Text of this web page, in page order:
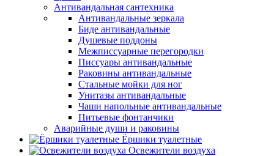
Антивандальная сантехника
Антивандальные зеркала
Биде антивандальные
Душевые поддоны
Межписсуарные перегородки
Писсуары антивандальные
Раковины антивандальные
Стальные мойки для ног
Унитазы антивандальные
Чаши напольные антивандальные
Питьевые фонтанчики
Аварийные души и раковины
Ёршики туалетные
Освежители воздуха